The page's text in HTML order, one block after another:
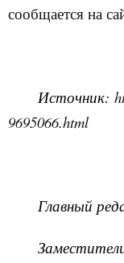
сообщается на
Источник:
9695066.html
Главный